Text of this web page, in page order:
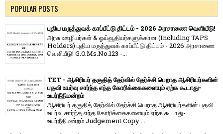
POPULAR POSTS
புதிய மருத்துவக் காப்பீட்டு திட்டம் - 2026 அரசாணை வெளியீடு!
அரசு ஊழியர்கள் & ஓய்வூதியர்களுக்கான (Including TAPS
Holders) புதிய மருத்துவக் காப்பீட்டு திட்டம் - 2026 அரசாணை
வெளியீடு! G.O.Ms.No.123 -...
TET - ஆசிரியர் தகுதித் தேர்வில் தேர்ச்சி பெறாத ஆசிரியர்களின்
பதவி உயர்வு சார்ந்த எந்த கோரிக்கைகளையும் ஏற்க கூடாது-
உயர்நீதிமன்றம்
ஆசிரியர் தகுதித் தேர்வில் தேர்ச்சி பெறாத ஆசிரியர்களின் பதவி
உயர்வு சார்ந்த எந்த கோரிக்கைகளையும் ஏற்க கூடாது-
உயர்நீதிமன்றம் Judgement Copy ...